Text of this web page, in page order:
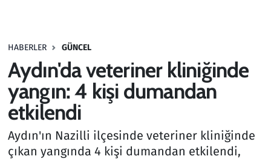
HABERLER GÜNCEL
Aydın'da veteriner kliniğinde
yangın: 4 kişi dumandan
etkilendi
Aydın'ın Nazilli ilçesinde veteriner kliniğinde
çıkan yangında 4 kişi dumandan etkilendi,
Haber
Kültür Sanat
Kurumsal Haberler
Lezzet Durağı